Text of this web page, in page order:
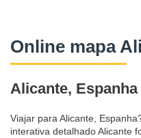
Online mapa
Alicante,
Viajar para Alicante,
interativa detalhado Alicante